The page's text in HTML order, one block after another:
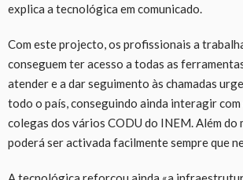
explica a tecnológica em comunicado.
Com este projecto, os profissionais a
conseguem ter acesso a todas as
atender e a dar seguimento às chamadas
todo o país, conseguindo ainda interagir com
colegas dos vários CODU do INEM. Além do
poderá ser activada facilmente sempre que